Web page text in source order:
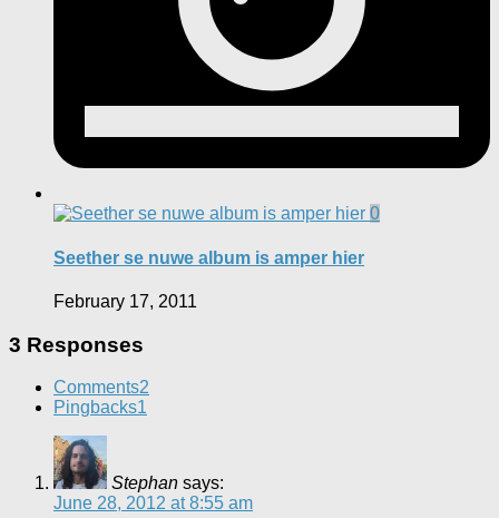
0
Seether se nuwe album is amper hier
February 17, 2011
3 Responses
Comments2
Pingbacks1
Stephan says:
June 28, 2012 at 8:55 am